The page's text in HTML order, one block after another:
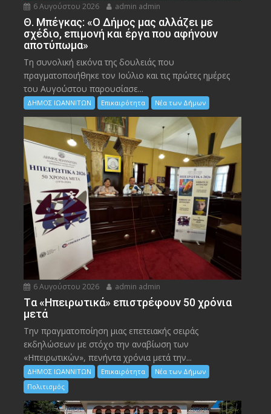
6 Αυγούστου 2026 admin admin
Θ. Μπέγκας: «Ο Δήμος μας αλλάζει με
σχέδιο, επιμονή και έργα που αφήνουν
αποτύπωμα»
Τη συνολική εικόνα της δουλειάς που
πραγματοποιήθηκε τον Ιούλιο και τις πρώτες ημέρες
του Αυγούστου παρουσίασε...
ΔΗΜΟΣ ΙΩΑΝΝΙΤΩΝ Επικαιρότητα Νέα των Δήμων
6 Αυγούστου 2026 admin admin
Tα «Ηπειρωτικά» επιστρέφουν 50 χρόνια
μετά
Την πραγματοποίηση μιας επετειακής σειράς
εκδηλώσεων με στόχο την αναβίωση των
«Ηπειρωτικών», πενήντα χρόνια μετά την...
ΔΗΜΟΣ ΙΩΑΝΝΙΤΩΝ Επικαιρότητα
Νέα των Δήμων
Πολιτισμός